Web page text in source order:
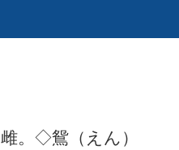
。◇鴛（えん）